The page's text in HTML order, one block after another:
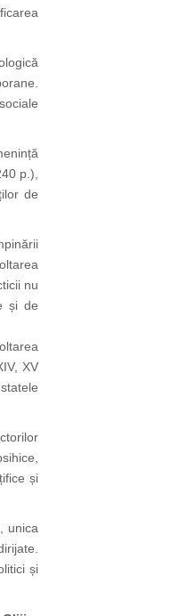
p.),
de
nu
și de
XV
și
unica
și